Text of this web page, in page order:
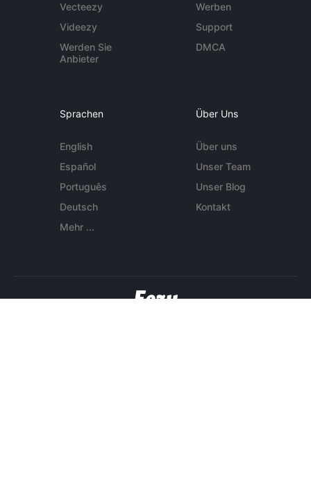
Vecteezy
Videezy
Werden Sie
Anbieter
Werben
Support
DMCA
Sprachen
English
Español
Português
Deutsch
Mehr ...
Über Uns
Über uns
Unser Team
Unser Blog
Kontakt